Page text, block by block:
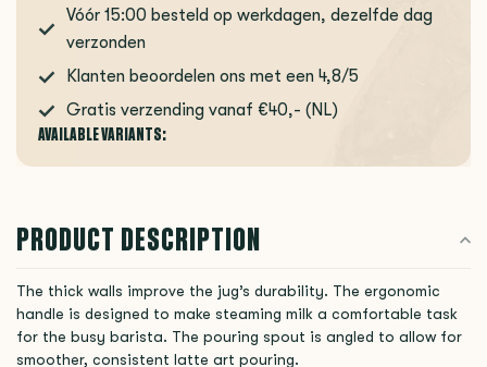
Vóór 15:00 besteld op werkdagen, dezelfde dag
verzonden
Klanten beoordelen ons met een 4,8/5
Gratis verzending vanaf €40,- (NL)
AVAILABLE VARIANTS:
PRODUCT DESCRIPTION
The thick walls improve the jug’s durability. The ergonomic
handle is designed to make steaming milk a comfortable task
for the busy barista. The pouring spout is angled to allow for
smoother, consistent latte art pouring.